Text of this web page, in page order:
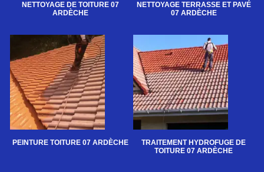
NETTOYAGE DE TOITURE 07
ARDÈCHE
NETTOYAGE TERRASSE ET PAVÉ
07 ARDÈCHE
PEINTURE TOITURE 07 ARDÈCHE
TRAITEMENT HYDROFUGE DE
TOITURE 07 ARDÈCHE